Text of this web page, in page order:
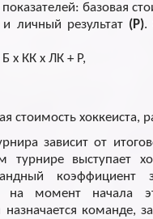
базовая
и личный результат (Р).
x КК x ЛК + Р,
стоимость хоккеиста,
зависит от
выступает
коэффициент
момент начала
команде,